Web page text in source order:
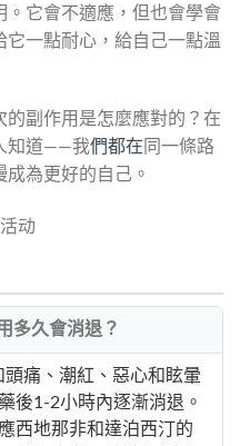
。它會不適應，但也會學會
一點耐心，給自己一點溫
副作用是怎麼應對的？在
知道——我們都在 同一條路
為更好的自己。
多久會消退？
頭痛、潮紅、惡心和眩暈
後1-2小時內逐漸消退。
西地那非和達泊西汀的